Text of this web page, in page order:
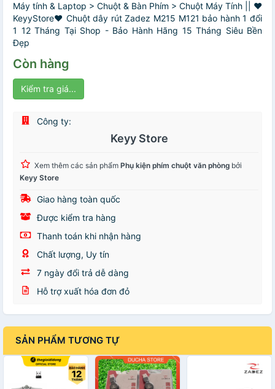
Máy tính & Laptop > Chuột & Bàn Phím > Chuột Máy Tính || ❤️
KeyyStore❤️ Chuột dây rút Zadez M215 M121 bảo hành 1 đổi
1 12 Tháng Tại Shop - Bảo Hành Hãng 15 Tháng Siêu Bền
Đẹp
Còn hàng
Kiểm tra giá...
Công ty:
Keyy Store
Xem thêm các sản phẩm Phụ kiện phím chuột văn phòng bởi
Keyy Store
Giao hàng toàn quốc
Được kiểm tra hàng
Thanh toán khi nhận hàng
Chất lượng, Uy tín
7 ngày đổi trả dễ dàng
Hỗ trợ xuất hóa đơn đỏ
SẢN PHẨM TƯƠNG TỰ